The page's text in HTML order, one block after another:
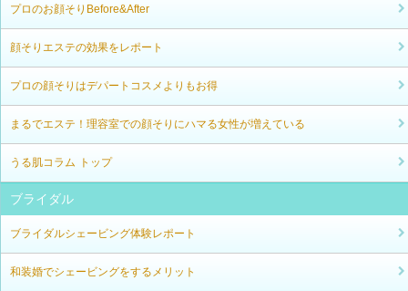
プロのお顔そりBefore&After
顔そりエステの効果をレポート
プロの顔そりはデパートコスメよりもお得
まるでエステ！理容室での顔そりにハマる女性が増えている
うる肌コラム トップ
ブライダル
ブライダルシェービング体験レポート
和装婚でシェービングをするメリット